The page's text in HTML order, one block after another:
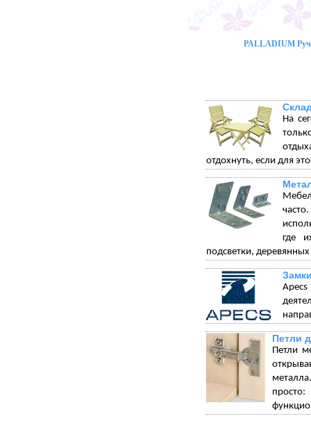
PALLADIUM
На
отдохнуть, если для
где
подсветки,
Apecs
Петли
Петли